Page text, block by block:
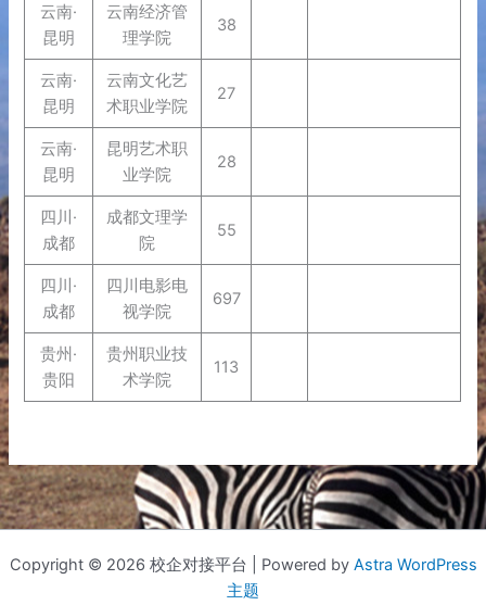
云南·
昆明
云南经济管
理学院
38
云南·
昆明
云南文化艺
术职业学院
27
云南·
昆明
昆明艺术职
业学院
28
四川·
成都
成都文理学
院
55
四川·
成都
四川电影电
视学院
697
贵州·
贵阳
贵州职业技
术学院
113
Copyright © 2026 校企对接平台 | Powered by Astra WordPress
主题